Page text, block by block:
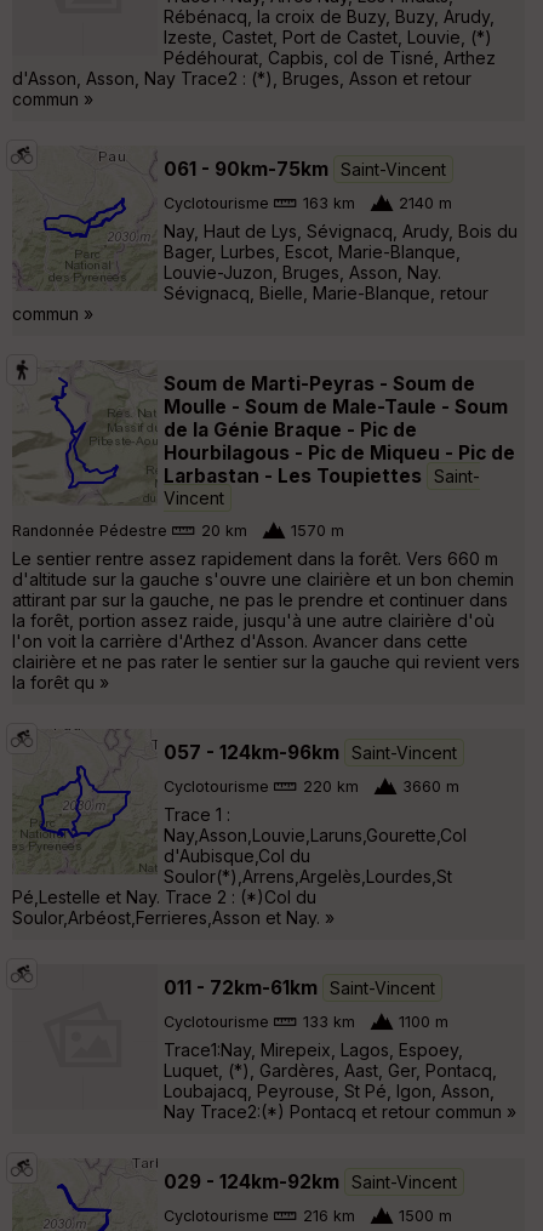
Rébénacq, la croix de Buzy, Buzy, Arudy,
Izeste, Castet, Port de Castet, Louvie, (*)
Pédéhourat, Capbis, col de Tisné, Arthez
d'Asson, Asson, Nay Trace2 : (*), Bruges, Asson et retour
commun »
061 - 90km-75km Saint-Vincent
Cyclotourisme 163 km 2140 m
Nay, Haut de Lys, Sévignacq, Arudy, Bois du
Bager, Lurbes, Escot, Marie-Blanque,
Louvie-Juzon, Bruges, Asson, Nay.
Sévignacq, Bielle, Marie-Blanque, retour
commun »
Soum de Marti-Peyras - Soum de
Moulle - Soum de Male-Taule - Soum
de la Génie Braque - Pic de
Hourbilagous - Pic de Miqueu - Pic de
Larbastan - Les Toupiettes
Saint-
Vincent
Randonnée Pédestre 20 km 1570 m
Le sentier rentre assez rapidement dans la forêt. Vers 660 m
d'altitude sur la gauche s'ouvre une clairière et un bon chemin
attirant par sur la gauche, ne pas le prendre et continuer dans
la forêt, portion assez raide, jusqu'à une autre clairière d'où
l'on voit la carrière d'Arthez d'Asson. Avancer dans cette
clairière et ne pas rater le sentier sur la gauche qui revient vers
la forêt qu »
057 - 124km-96km Saint-Vincent
Cyclotourisme 220 km 3660 m
Trace 1 :
Nay,Asson,Louvie,Laruns,Gourette,Col
d'Aubisque,Col du
Soulor(*),Arrens,Argelès,Lourdes,St
Pé,Lestelle et Nay. Trace 2 : (*)Col du
Soulor,Arbéost,Ferrieres,Asson et Nay. »
011 - 72km-61km Saint-Vincent
Cyclotourisme 133 km 1100 m
Trace1:Nay, Mirepeix, Lagos, Espoey,
Luquet, (*), Gardères, Aast, Ger, Pontacq,
Loubajacq, Peyrouse, St Pé, Igon, Asson,
Nay Trace2:(*) Pontacq et retour commun »
029 - 124km-92km Saint-Vincent
Cyclotourisme 216 km 1500 m